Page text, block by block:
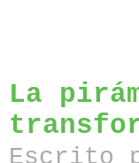
La
Escrito